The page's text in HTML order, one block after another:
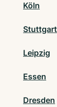
Köln
Stuttgart
Leipzig
Essen
Dresden